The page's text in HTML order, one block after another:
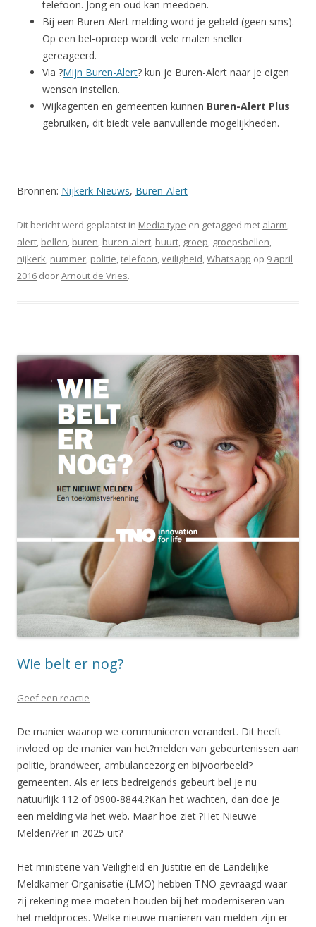
telefoon. Jong en oud kan meedoen.
Bij een Buren-Alert melding word je gebeld (geen sms).
Op een bel-oproep wordt vele malen sneller
gereageerd.
Via ?Mijn Buren-Alert? kun je Buren-Alert naar je eigen
wensen instellen.
Wijkagenten en gemeenten kunnen Buren-Alert Plus
gebruiken, dit biedt vele aanvullende mogelijkheden.
Bronnen: Nijkerk Nieuws, Buren-Alert
Dit bericht werd geplaatst in Media type en getagged met alarm,
alert, bellen, buren, buren-alert, buurt, groep, groepsbellen,
nijkerk, nummer, politie,telefoon,veiligheid,Whatsapp op 9 april
2016 doorArnout de Vries.
Wie belt er nog?
Geef een reactie
De manier waarop we communiceren verandert. Dit heeft
invloed op de manier van het?melden van gebeurtenissen aan
politie, brandweer, ambulancezorg en bijvoorbeeld?
gemeenten. Als er iets bedreigends gebeurt bel je nu
natuurlijk 112 of 0900-8844.?Kan het wachten, dan doe je
een melding via het web. Maar hoe ziet ?Het Nieuwe
Melden??er in 2025 uit?
Het ministerie van Veiligheid en Justitie en de Landelijke
Meldkamer Organisatie (LMO) hebben TNO gevraagd waar
zij rekening mee moeten houden bij het moderniseren van
het meldproces. Welke nieuwe manieren van melden zijn er